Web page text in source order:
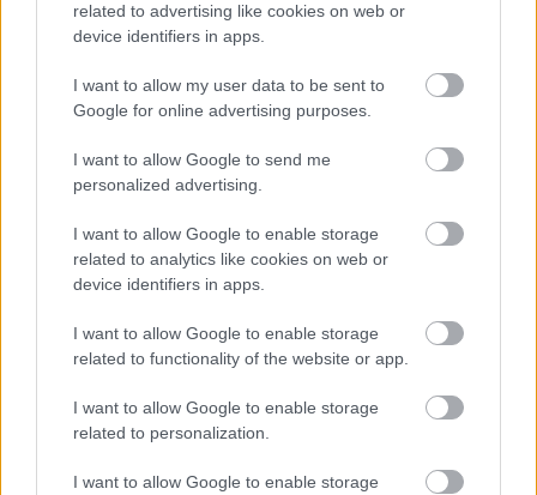
related to advertising like cookies on web or
device identifiers in apps.
I want to allow my user data to be sent to
Google for online advertising purposes.
I want to allow Google to send me
personalized advertising.
I want to allow Google to enable storage
related to analytics like cookies on web or
device identifiers in apps.
I want to allow Google to enable storage
related to functionality of the website or app.
I want to allow Google to enable storage
related to personalization.
I want to allow Google to enable storage